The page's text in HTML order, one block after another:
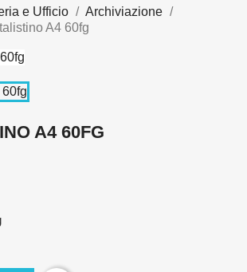
e Ufficio
Archiviazione
A4 60fg
A4 60FG